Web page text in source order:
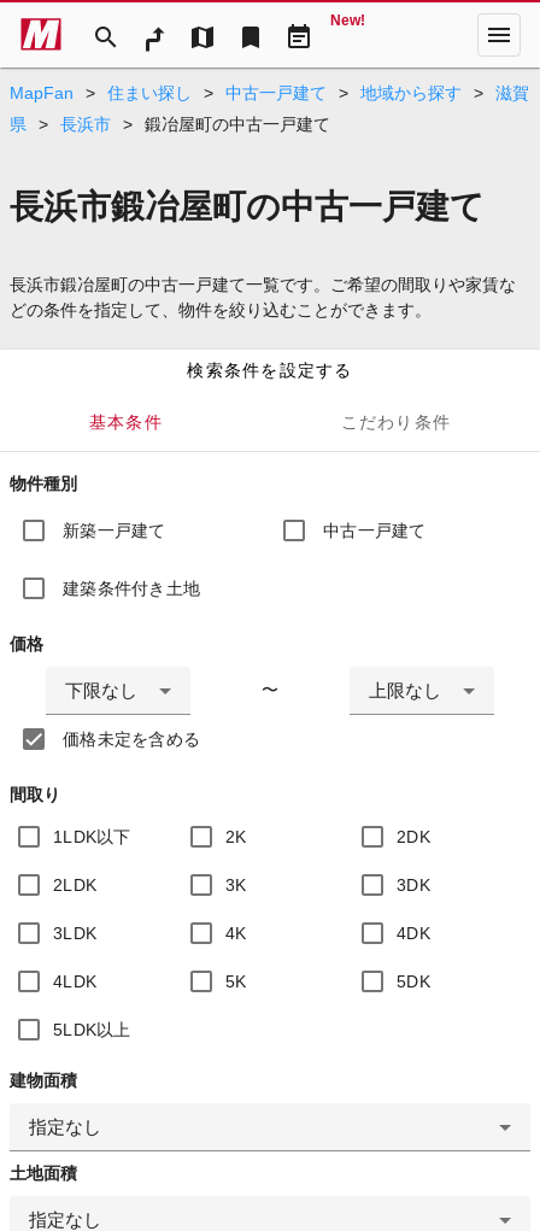
search map bookmark event_note
New! menu
MapFan > 住まい探し > 中古一戸建て > 地域から探す >
滋賀
県
> 長浜市 > 鍛冶屋町の中古一戸建て
長浜市鍛冶屋町の中古一戸建て
長浜市鍛冶屋町の中古一戸建て一覧です。ご希望の間取りや家賃な
どの条件を指定して、物件を絞り込むことができます。
検索条件を設定する
基本条件 こだわり条件
物件種別
新築一戸建て 中古一戸建て
建築条件付き土地
価格
下限なし 〜 上限なし
価格未定を含める
間取り
1LDK以下 2K 2DK
2LDK 3K 3DK
3LDK 4K 4DK
4LDK 5K 5DK
5LDK以上
建物面積
指定なし
土地面積
指定なし